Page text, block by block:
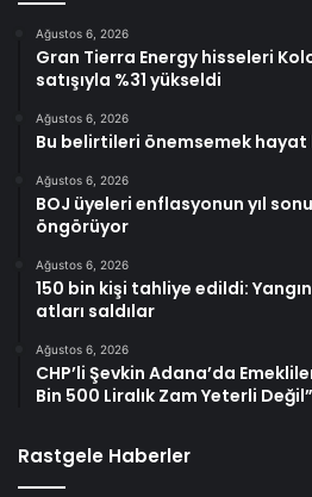
Ağustos 6, 2026
Gran Tierra Energy hisseleri
satışıyla %31 yükseldi
Ağustos 6, 2026
Bu belirtileri önemsemek hayat
Ağustos 6, 2026
BOJ üyeleri enflasyonun yıl
öngörüyor
Ağustos 6, 2026
150 bin kişi tahliye edildi:
atları saldılar
Ağustos 6, 2026
CHP’li Şevkin Adana’da
Bin 500 Liralık Zam Yeterli Değil”
Rastgele Haberler